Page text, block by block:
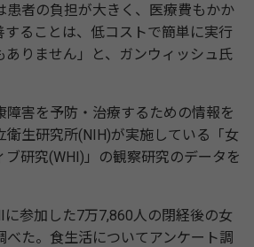
患者の負担が大きく、医療費もかか
することは、低コストで簡単に実行
ありません」と、ガンウィッシュ氏
害を予防・治療するための情報を
衛生研究所(NIH)が実施している「女
ブ研究(WHI)」の観察研究のデータを
参加した7万7,860人の閉経後の女
べた。食生活についてアンケート調